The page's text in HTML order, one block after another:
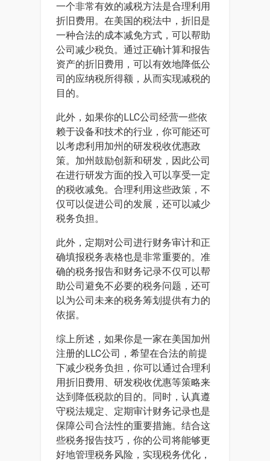
一个非常有效的减税方法是合理利用
折旧费用。在美国的税法中，折旧是
一种合法的成本减免方式，可以帮助
公司减少税负。通过正确计算和报告
资产的折旧费用，可以有效地降低公
司的应纳税所得额，从而实现减税的
目的。
此外，如果你的LLC公司经营一些依
赖于设备和技术的行业，你可能还可
以考虑利用加州的研发税收优惠政
策。加州鼓励创新和研发，因此公司
在进行研发方面的投入可以享受一定
的税收减免。合理利用这些政策，不
仅可以促进公司的发展，还可以减少
税务负担。
此外，定期对公司进行财务审计和正
确填报税务表格也是非常重要的。准
确的税务报告和财务记录不仅可以帮
助公司避免不必要的税务问题，还可
以为公司未来的税务筹划提供有力的
依据。
综上所述，如果你是一家在美国加州
注册的LLC公司，希望在合法的前提
下减少税务负担，你可以通过合理利
用折旧费用、研发税收优惠等策略来
达到降低税款的目的。同时，认真遵
守税法规定、定期审计财务记录也是
保障公司合法性的重要措施。结合这
些税务报告技巧，你的公司将能够更
好地管理税务风险，实现税务优化，